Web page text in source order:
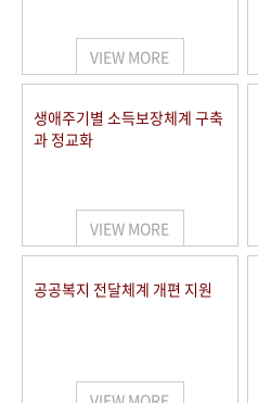
VIEW MORE
생애주기별 소득보장체계 구축
과 정교화
VIEW MORE
공공복지 전달체계 개편 지원